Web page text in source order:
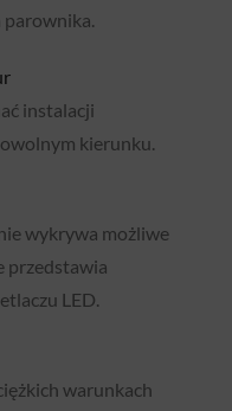
instalacji
kierunku.
wykrywa możliwe
przedstawia
LED.
warunkach